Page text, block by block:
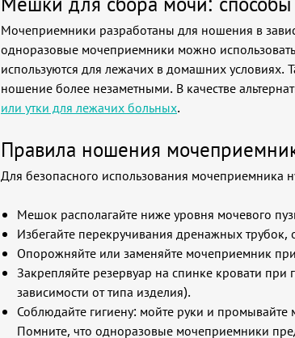
Мочеприемники разработаны для ношения в
одноразовые мочеприемники можно
используются для лежачих в домашних
ношение более незаметными. В качестве
или утки для лежачих больных.
Правила ношения
Для безопасного использования мочеприемника
Мешок располагайте ниже уровня мочевого
Избегайте перекручивания дренажных трубок,
Опорожняйте или заменяйте мочеприемник
Закрепляйте резервуар на спинке кровати
зависимости от типа изделия).
Соблюдайте гигиену: мойте руки и
Помните, что одноразовые мочеприемники